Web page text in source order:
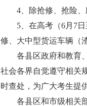
4、除抢修、抢险
5、在高考（6月7
修、大中型货运车辆（
各县区政府和教育
社会各界自觉遵守相关
时查处，为广大考生提
各县区和市级相关